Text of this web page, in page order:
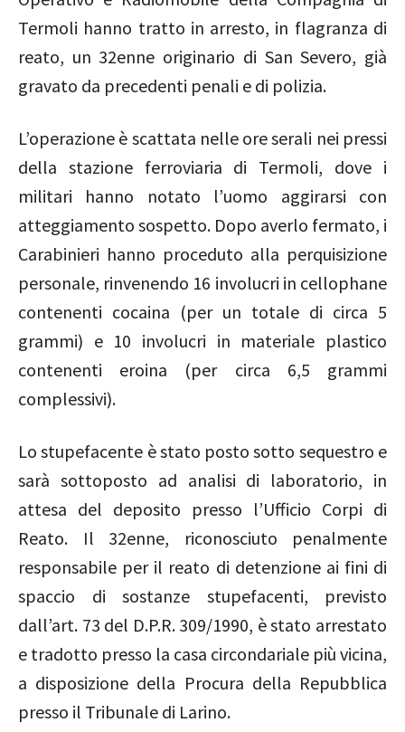
Termoli hanno tratto in arresto, in flagranza di
reato, un 32enne originario di San Severo, già
gravato da precedenti penali e di polizia.
L’operazione è scattata nelle ore serali nei pressi
della stazione ferroviaria di Termoli, dove i
militari hanno notato l’uomo aggirarsi con
atteggiamento sospetto. Dopo averlo fermato, i
Carabinieri hanno proceduto alla perquisizione
personale, rinvenendo 16 involucri in cellophane
contenenti cocaina (per un totale di circa 5
grammi) e 10 involucri in materiale plastico
contenenti eroina (per circa 6,5 grammi
complessivi).
Lo stupefacente è stato posto sotto sequestro e
sarà sottoposto ad analisi di laboratorio, in
attesa del deposito presso l’Ufficio Corpi di
Reato. Il 32enne, riconosciuto penalmente
responsabile per il reato di detenzione ai fini di
spaccio di sostanze stupefacenti, previsto
dall’art. 73 del D.P.R. 309/1990, è stato arrestato
e tradotto presso la casa circondariale più vicina,
a disposizione della Procura della Repubblica
presso il Tribunale di Larino.